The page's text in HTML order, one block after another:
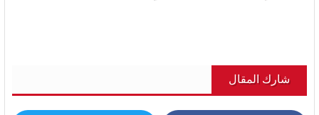
شارك المقال